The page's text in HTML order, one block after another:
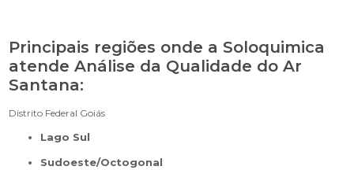
Principais regiões onde a Soloquimica
atende Análise da Qualidade do Ar
Santana:
Distrito Federal Goiás
Lago Sul
Sudoeste/Octogonal